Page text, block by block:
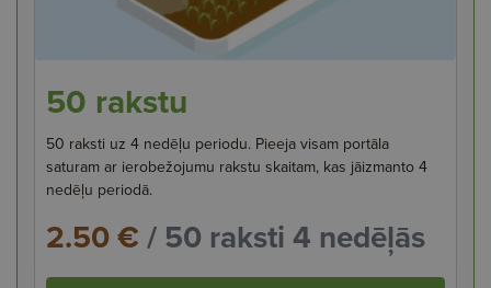
50 rakstu
50 raksti uz 4 nedēļu periodu. Pieeja visam portāla
saturam ar ierobežojumu rakstu skaitam, kas jāizmanto 4
nedēļu periodā.
2.50 €/ 50 raksti 4 nedēļās